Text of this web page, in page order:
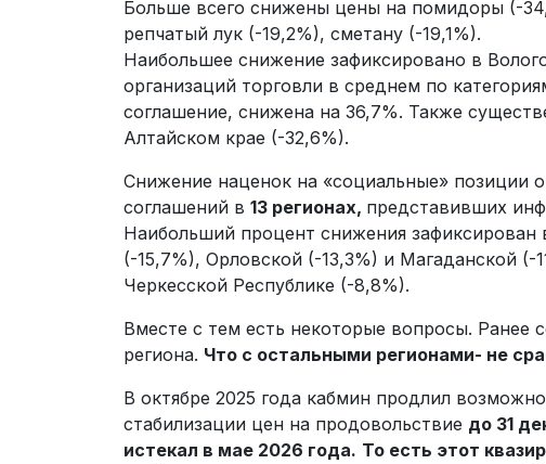
Больше всего снижены цены на помидоры (-
репчатый лук (-19,2%), сметану (-19,1%).
Наибольшее снижение зафиксировано в
организаций торговли в среднем по
соглашение, снижена на 36,7%. Также
Алтайском крае (-32,6%).
Снижение наценок на «социальные» позиции
соглашений в 13 регионах, представивших
Наибольший процент снижения
(-15,7%), Орловской (-13,3%) и Магаданской (-
Черкесской Республике (-8,8%).
Вместе с тем есть некоторые вопросы. Ранее
региона. Что с остальными регионами- не
В октябре 2025 года кабмин продлил
стабилизации цен на продовольствие до 31
истекал в мае 2026 года. То есть этот